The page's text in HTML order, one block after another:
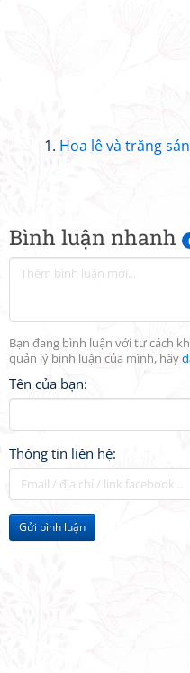
Bình luận nhanh
Bạn đang bình luận với tư cách
quản lý bình luận của mình, hãy
Tên của bạn:
Thông tin liên hệ:
Gửi bình luận
Hoa lê và trăng